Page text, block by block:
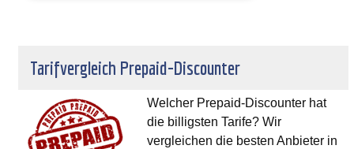
Tarifvergleich Prepaid-Discounter
Welcher Prepaid-Discounter hat
die billigsten Tarife? Wir
vergleichen die besten Anbieter in